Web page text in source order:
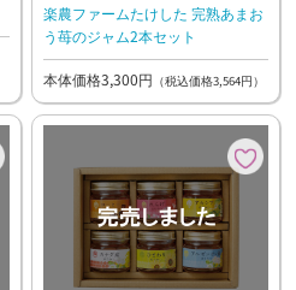
楽農ファームたけした 完熟あまお
う苺のジャム2本セット
本体価格3,300円 （税込価格3,564円）